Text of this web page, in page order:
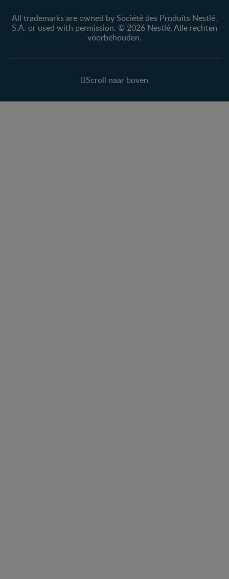
All trademarks are owned by Société des Produits Nestlé,
S.A. or used with permission. © 2026 Nestlé. Alle rechten
voorbehouden.
Scroll naar boven